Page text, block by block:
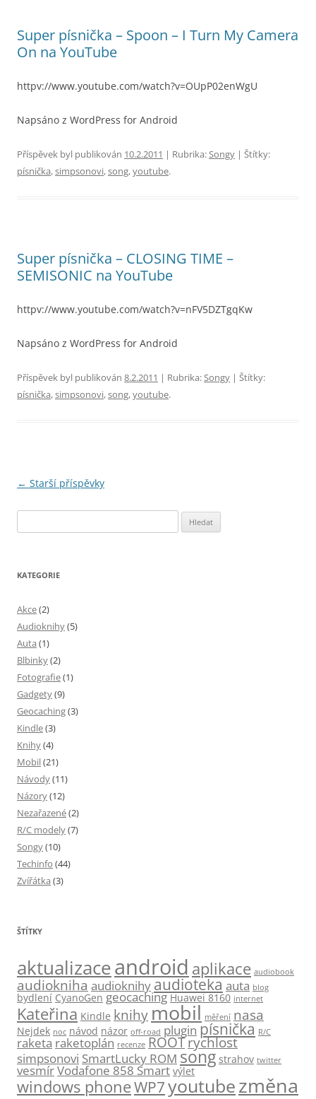
Super písnička – Spoon – I Turn My Camera
On na YouTube
httpv://www.youtube.com/watch?v=OUpP02enWgU
Napsáno z WordPress for Android
Příspěvek byl publikován 10.2.2011 | Rubrika:Songy | Štítky:
písnička,simpsonovi,song,youtube.
Super písnička – CLOSING TIME –
SEMISONIC na YouTube
httpv://www.youtube.com/watch?v=nFV5DZTgqKw
Napsáno z WordPress for Android
Příspěvek byl publikován 8.2.2011 | Rubrika:Songy | Štítky:
písnička,simpsonovi,song,youtube.
Navigace
← Starší příspěvky
KATEGORIE
Akce(2)
Audioknihy(5)
Auta (1)
Blbinky(2)
Fotografie(1)
Gadgety(9)
Geocaching(3)
Kindle(3)
Knihy(4)
Mobil(21)
Návody(11)
Názory(12)
Nezařazené(2)
R/C modely(7)
Songy(10)
Techinfo (44)
Zvířátka (3)
ŠTÍTKY
aktualizaceandroid aplikace audiobook
audiokniha audioknihy audioteka auta blog
bydlení CyanoGen geocaching Huawei 8160 internet
Kateřina Kindle knihy mobil měření nasa
Nejdek noc návod názor off-road plugin písnička R/C
raketa raketoplán recenze ROOTrychlost
simpsonovi SmartLucky ROM song strahov twitter
vesmírVodafone 858 Smart výlet
windows phoneWP7youtubezměna